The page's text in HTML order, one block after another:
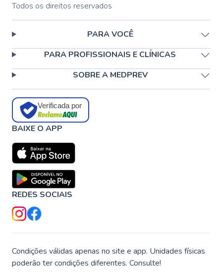
Todos os direitos reservados
PARA VOCÊ
PARA PROFISSIONAIS E CLÍNICAS
SOBRE A MEDPREV
Verificada por
BAIXE O APP
REDES SOCIAIS
Condições válidas apenas no site e app. Unidades físicas
poderão ter condições diferentes. Consulte!